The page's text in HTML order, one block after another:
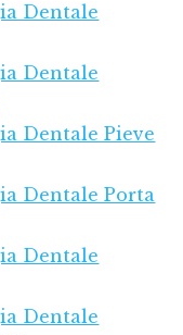
Dentale
Dentale
Dentale Pieve
Dentale Porta
Dentale
Dentale